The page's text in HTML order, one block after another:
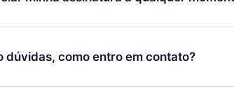
momento através do nosso aplicativo
por não renovar sua assinatura do 12min,
e o próximo ciclo de cobrança não
dúvidas, como entro em contato?
para entrar em contato por